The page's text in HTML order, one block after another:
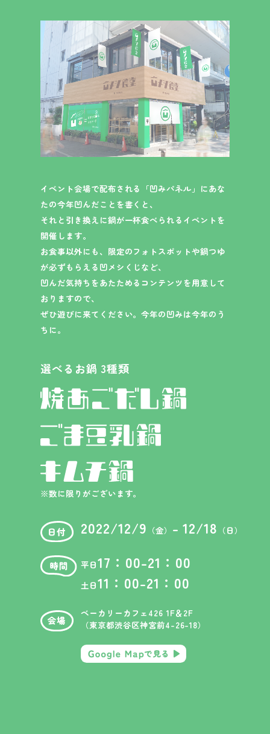
イベント会場で配布される「凹みパネル」にあな
たの今年凹んだことを書くと、
それと引き換えに鍋が一杯食べられるイベントを
開催します。
お食事以外にも、限定のフォトスポットや鍋つゆ
が必ずもらえる凹メシくじなど、
凹んだ気持ちをあたためるコンテンツを用意して
おりますので、
ぜひ遊びに来てください。今年の凹みは今年のう
ちに。
選べるお鍋 3種類
※数に限りがございます。
2022/12/9 （金） - 12/18 （日）
平日17：00-21：00
土日11：00-21：00
ベーカリーカフェ426 1F＆2F
（東京都渋谷区神宮前4-26-18）